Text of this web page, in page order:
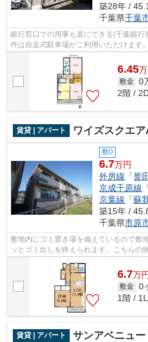
築28年 /
千葉県千葉
銀行窓口での用事も楽にできる(千葉銀
件は自走式駐車場がご利用いただけます
もなったネット。こちらはインターネ...
6.45万
敷金 0
2階 /
賃貸 | アパート ワイズスクエア
敷0
6.7万円
外房線 「誉田
京成千原線
京葉線 「蘇
築15年 /
千葉県市原
敷地内にゴミ置き場を備えているので敷
ッとゴミ出しを終えられます。こちらの
がより便利になる、2駅利用可能なアパ...
6.7万円
敷金 0
1階 /
賃貸 | アパート サンアベニュ